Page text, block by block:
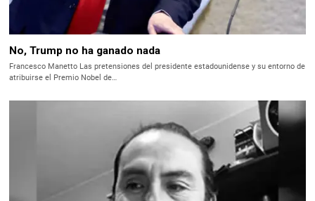
No, Trump no ha ganado nada
Francesco Manetto Las pretensiones del presidente estadounidense y su entorno de
atribuirse el Premio Nobel de…